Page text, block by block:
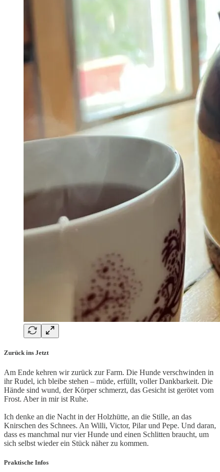
Zurück ins Jetzt
Am Ende kehren wir zurück zur Farm. Die Hunde verschwinden in
ihr Rudel, ich bleibe stehen – müde, erfüllt, voller Dankbarkeit. Die
Hände sind wund, der Körper schmerzt, das Gesicht ist gerötet vom
Frost. Aber in mir ist Ruhe.
Ich denke an die Nacht in der Holzhütte, an die Stille, an das
Knirschen des Schnees. An Willi, Victor, Pilar und Pepe. Und daran,
dass es manchmal nur vier Hunde und einen Schlitten braucht, um
sich selbst wieder ein Stück näher zu kommen.
Praktische Infos